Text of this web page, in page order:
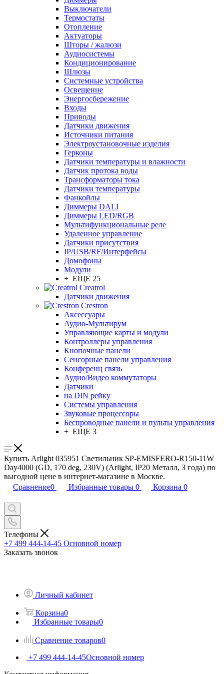
Выключатели
Термостаты
Отопление
Актуаторы
Шторы / жалюзи
Аудиосистемы
Кондиционирование
Шлюзы
Системные устройства
Освещение
Энергосбережение
Входы
Приводы
Датчики движения
Источники питания
Электроустановочные изделия
Герконы
Датчики температуры и влажности
Датчик протока воды
Трансформаторы тока
Датчики температуры
Фанкойлы
Диммеры DALI
Диммеры LED/RGB
Мультифункциональные реле
Удаленное управление
Датчики присутствия
IP/USB/RF/Интерфейсы
Домофоны
Модули
+ ЕЩЕ 25
Creatrol
Датчики движения
Crestron
Аксессуары
Аудио-Мультирум
Управляющие карты и модули
Контроллеры управления
Кнопочные панели
Сенсорные панели управления
Конференц связь
Аудио/Видео коммутаторы
Датчики
на DIN рейку
Системы управления
Звуковые процессоры
Беспроводные панели и пульты управления
+ ЕЩЕ 3
Купить Arlight 035951 Светильник SP-EMISFERO-R150-11W
Day4000 (GD, 170 deg, 230V) (Arlight, IP20 Металл, 3 года) по
выгодной цене в интернет-магазине в Москве.
Сравнение0 Избранные товары 0 Корзина 0
Телефоны
+7 499 444-14-45 Основной номер
Заказать звонок
Личный кабинет
Корзина0
Избранные товары0
Сравнение товаров0
+7 499 444-14-45Основной номер